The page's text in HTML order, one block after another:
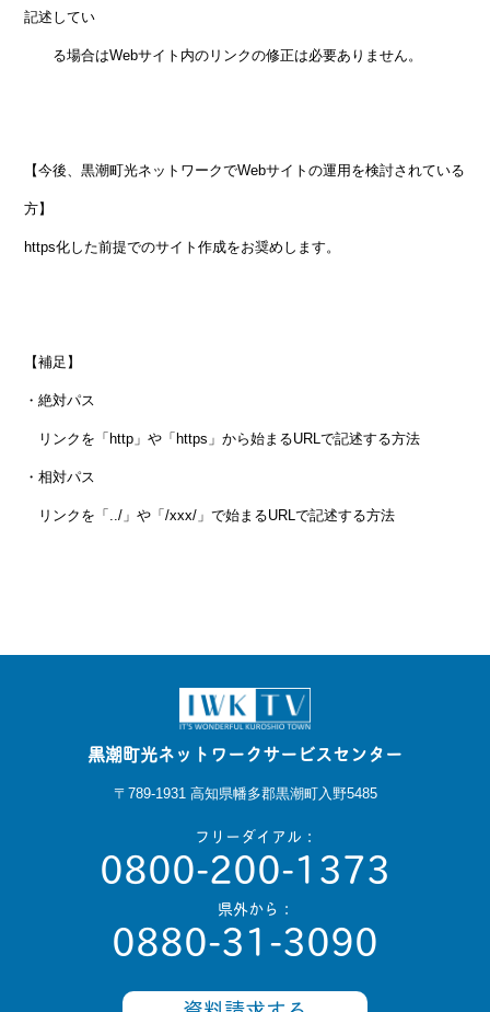
記述してい
る場合はWebサイト内のリンクの修正は必要ありません。
【今後、黒潮町光ネットワークでWebサイトの運用を検討されている
方】
https化した前提でのサイト作成をお奨めします。
【補足】
・絶対パス
リンクを「http」や「https」から始まるURLで記述する方法
・相対パス
リンクを「../」や「/xxx/」で始まるURLで記述する方法
黒潮町光ネットワークサービスセンター
〒789-1931 高知県幡多郡黒潮町入野5485
フリーダイアル：
0800-200-1373
県外から：
0880-31-3090